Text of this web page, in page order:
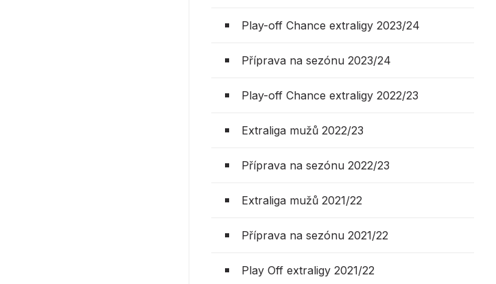
Play-off Chance extraligy 2023/24
Příprava na sezónu 2023/24
Play-off Chance extraligy 2022/23
Extraliga mužů 2022/23
Příprava na sezónu 2022/23
Extraliga mužů 2021/22
Příprava na sezónu 2021/22
Play Off extraligy 2021/22